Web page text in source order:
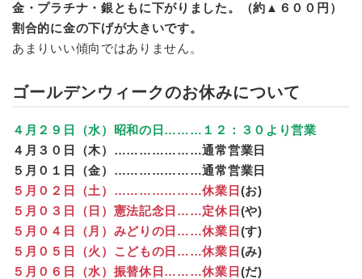
金・プラチナ・銀ともに下がりました。（約▲６００円）
割合的に金の下げが大きいです。
あまりいい傾向ではありません。
ゴールデンウィークのお休みについて
４月２９日（水）昭和の日………１２：３０より営業
４月３０日（木）…………………通常営業日
５月０１日（金）…………………通常営業日
５月０２日（土）…………………休業日 (お)
５月０３日（日）憲法記念日……定休日 (や)
５月０４日（月）みどりの日……休業日 (す)
５月０５日（火）こどもの日……休業日 (み)
５月０６日（水）振替休日………休業日 (だ)